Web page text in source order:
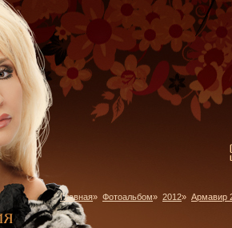
Главная» Фотоальбом» 2012» Армавир